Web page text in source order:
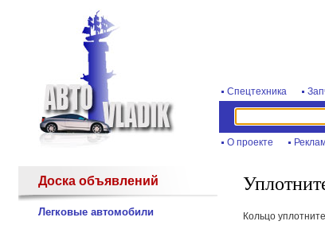
Спецтехника
О проекте
Доска объявлений
Легковые автомобили
Кольцо